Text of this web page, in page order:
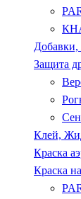
Добавки,
Защита
Клей,
Краска
Краска